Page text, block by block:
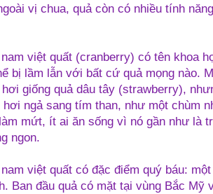
vị chua, quả còn có nhiều tính
việt quất (cranberry) có tên khoa
bị lầm lẫn với bất cứ quả mọng nào.
giống quả dâu tây (strawberry),
hơi ngả sang tím than, như một chùm
mứt, ít ai ăn sống vì nó gần như là
ngon.
việt quất có đặc điểm quý báu:
Ban đầu quả có mặt tại vùng Bắc